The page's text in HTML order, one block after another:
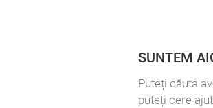
SUNTEM
Puteți căuta
puteți cere